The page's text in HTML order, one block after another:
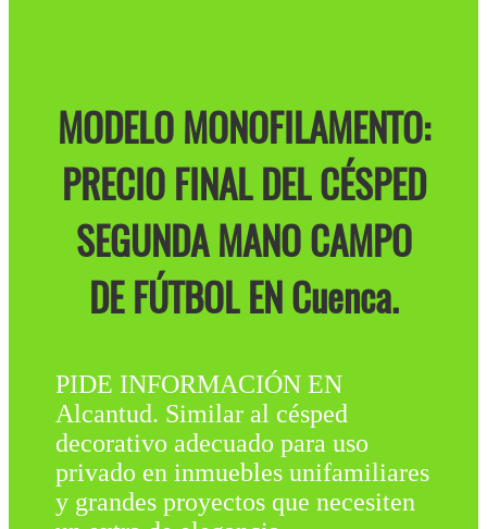
MODELO MONOFILAMENTO:
PRECIO FINAL DEL CÉSPED
SEGUNDA MANO CAMPO
DE FÚTBOL EN Cuenca.
PIDE INFORMACIÓN EN
Alcantud. Similar al césped
decorativo adecuado para uso
privado en inmuebles unifamiliares
y grandes proyectos que necesiten